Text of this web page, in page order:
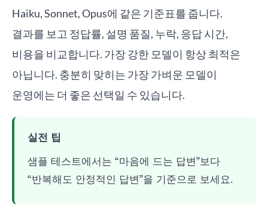
Haiku, Sonnet, Opus에 같은 기준표를 줍니다.
결과를 보고 정답률, 설명 품질, 누락, 응답 시간,
비용을 비교합니다. 가장 강한 모델이 항상 최적은
아닙니다. 충분히 맞히는 가장 가벼운 모델이
운영에는 더 좋은 선택일 수 있습니다.
실전 팁
샘플 테스트에서는 “마음에 드는 답변”보다
“반복해도 안정적인 답변”을 기준으로 보세요.